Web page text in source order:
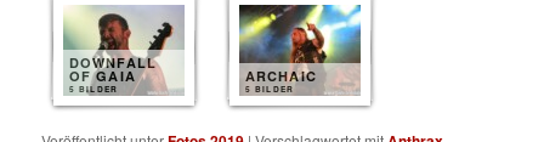
DOWNFALL
OF GAIA
5 BILDER
ARCHAIC
5 BILDER